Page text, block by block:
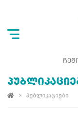
პუბლიკაციები